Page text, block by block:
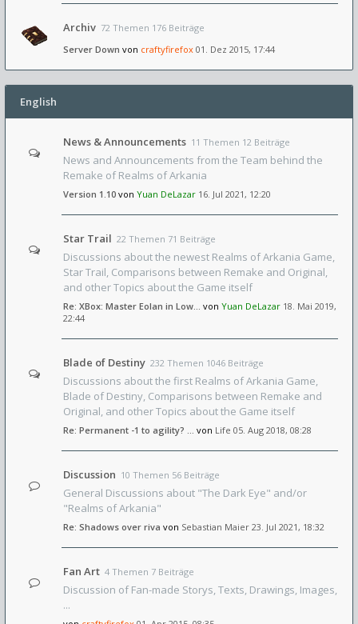
Archiv 72 Themen 176 Beiträge
Server Down von craftyfirefox 01. Dez 2015, 17:44
English
News & Announcements 11 Themen 12 Beiträge
News and Announcements from the Team behind the
Remake of Realms of Arkania
Version 1.10 von Yuan DeLazar 16. Jul 2021, 12:20
Star Trail 22 Themen 71 Beiträge
Discussions about the newest Realms of Arkania Game,
Star Trail, Comparisons between Remake and Original,
and other Topics about the Game itself
Re: XBox: Master Eolan in Low… von Yuan DeLazar 18. Mai 2019,
22:44
Blade of Destiny 232 Themen 1046 Beiträge
Discussions about the first Realms of Arkania Game,
Blade of Destiny, Comparisons between Remake and
Original, and other Topics about the Game itself
Re: Permanent -1 to agility? … von Life 05. Aug 2018, 08:28
Discussion 10 Themen 56 Beiträge
General Discussions about "The Dark Eye" and/or
"Realms of Arkania"
Re: Shadows over riva von Sebastian Maier 23. Jul 2021, 18:32
Fan Art 4 Themen 7 Beiträge
Discussion of Fan-made Storys, Texts, Drawings, Images,
...